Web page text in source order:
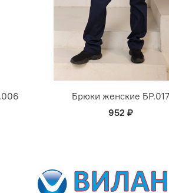
Брюки женские БР.017
952 ₽